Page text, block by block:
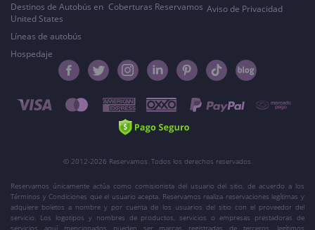
Destinos de Autobús en
United States
Líneas de autobús
Hospedaje
Coberturas Reservamos Aviso de Privacidad
© 2012-2026 Reservamos. Todos los derechos reservados.
Reservamos únicamente actúa como comisionista del usuario del sitio, de acuerdo a los
Términos y Condiciones que el usuario acepta. Reservamos realiza reservaciones legítimas y
adquiere boletos a nombre y por cuenta de los usuarios del sitio con el proveedor del
servicio. Los logotipos y nombres de productos, servicios o empresas prestadoras de